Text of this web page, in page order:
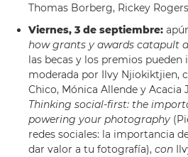
Thomas Borberg, Rickey
Viernes, 3 de septiembre:
how grants y awards catapult
las becas y los premios
moderada por Ilvy Njiokiktjien,
Chico, Mónica Allende y Acacia
Thinking social-first: the
powering your photography
redes sociales: la importancia
dar valor a tu fotografía), con